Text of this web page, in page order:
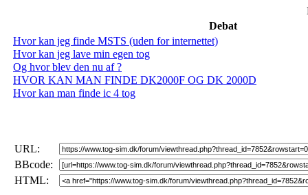
Debat
Hvor kan jeg finde MSTS (uden for internettet)
Hvor kan jeg lave min egen tog
Og hvor blev den nu af ?
HVOR KAN MAN FINDE DK2000F OG DK 2000D
Hvor kan man finde ic 4 tog
URL:
BBcode:
HTML: